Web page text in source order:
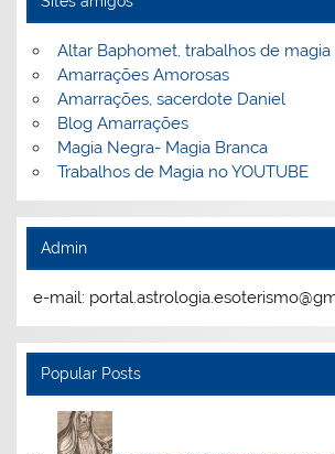
Altar Baphomet, trabalhos de magia
Amarrações Amorosas
Amarrações, sacerdote Daniel
Blog Amarrações
Magia Negra- Magia Branca
Trabalhos de Magia no YOUTUBE
Admin
e-mail:
Popular Posts